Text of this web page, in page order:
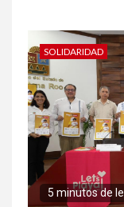
SOLIDARIDAD
5 minutos de